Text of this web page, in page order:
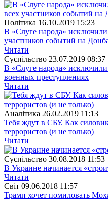
Полiтика 16.10.2019 15:23
В «Слуге народа»
участников событий на
Читати
Суспiльство 23.07.2019 08:37
В «Слуге народа»
военных преступлениях
Читати
Аналітика 26.02.2019 11:13
Тебя ждут в СБУ. Как
террористов (и не только)
Читати
Суспiльство 30.08.2018 11:53
В Украине начинается
Читати
Свiт 09.06.2018 11:57
Трамп хочет помиловать